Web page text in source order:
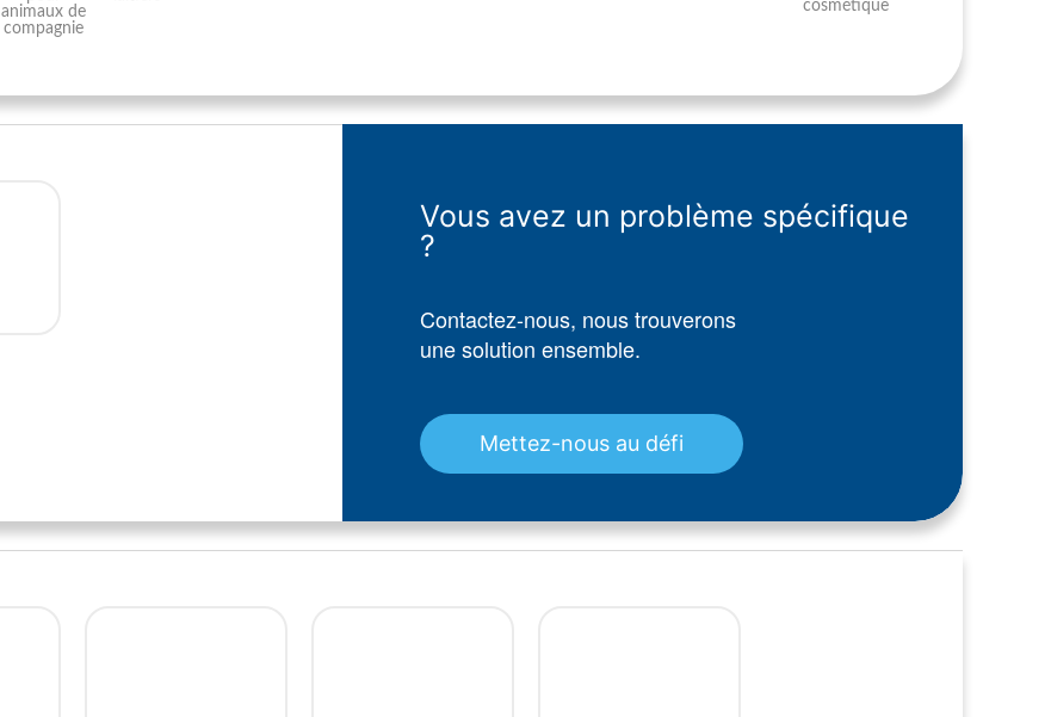
animaux de
compagnie
cosmétique​
Vous avez un problème spécifique
?
Contactez-nous, nous trouverons
une solution ensemble.
Mettez-nous au défi